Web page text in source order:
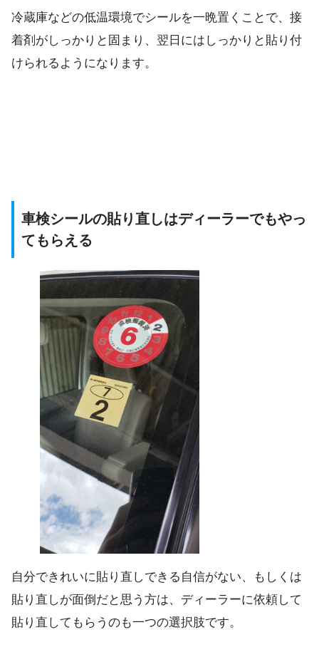
冷蔵庫などの低温環境でシールを一晩置くことで、接
着剤がしっかりと固まり、翌日にはしっかりと貼り付
けられるようになります。
車検シールの貼り直しはディーラーでもやっ
てもらえる
自分できれいに貼り直しできる自信がない、もしくは
貼り直しが面倒だと思う方は、ディーラーに依頼して
貼り直してもらうのも一つの選択肢です。